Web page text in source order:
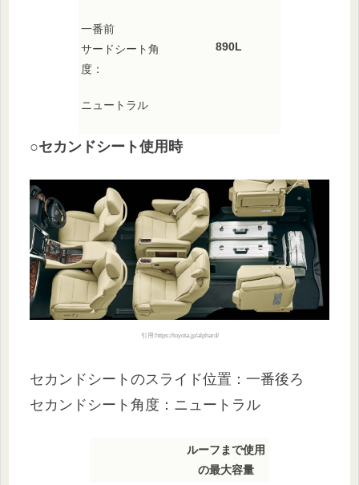
一番前
サードシート角
度：
ニュートラル
890L
○セカンドシート使用時
引用:https://toyota.jp/alphard/
セカンドシートのスライド位置：一番後ろ
セカンドシート角度：ニュートラル
ルーフまで使用
の最大容量